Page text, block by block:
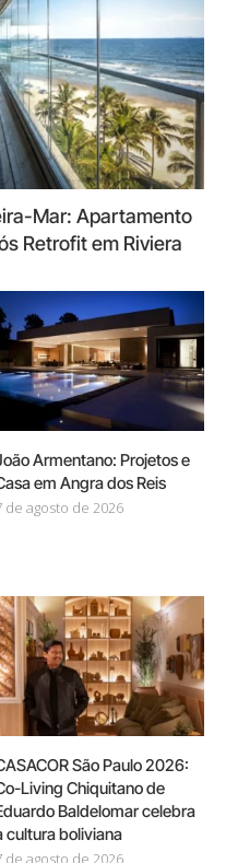
Mar: Apartamento
Retrofit em Riviera
Armentano: Projetos e
em Angra dos Reis
de agosto de 2026
São Paulo 2026:
Living Chiquitano de
Baldelomar celebra
cultura boliviana
de agosto de 2026